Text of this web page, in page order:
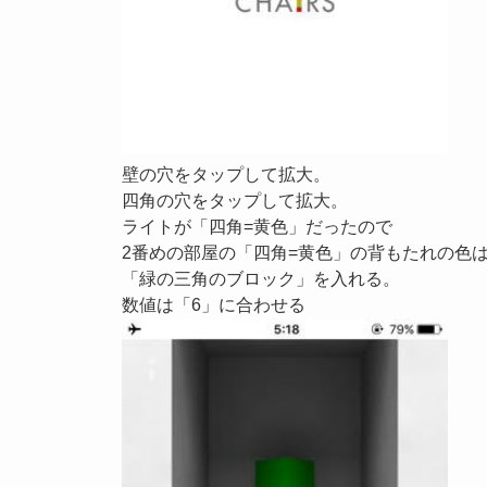
壁の穴をタップして拡大。
四角の穴をタップして拡大。
ライトが「四角=黄色」だったので
2番めの部屋の「四角=黄色」の背もたれの色は
「緑の三角のブロック」を入れる。
数値は「6」に合わせる